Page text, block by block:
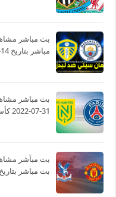
بث مباشر
مباشر بتاريخ 14-12-2021 الدوري الانجليزي
بث مباشر
31-07-2022 كأس السوبر الفرنسي
بث مبآشر
بث مباشر بتاريخ 05-12-2021 الدوري الانجليزي